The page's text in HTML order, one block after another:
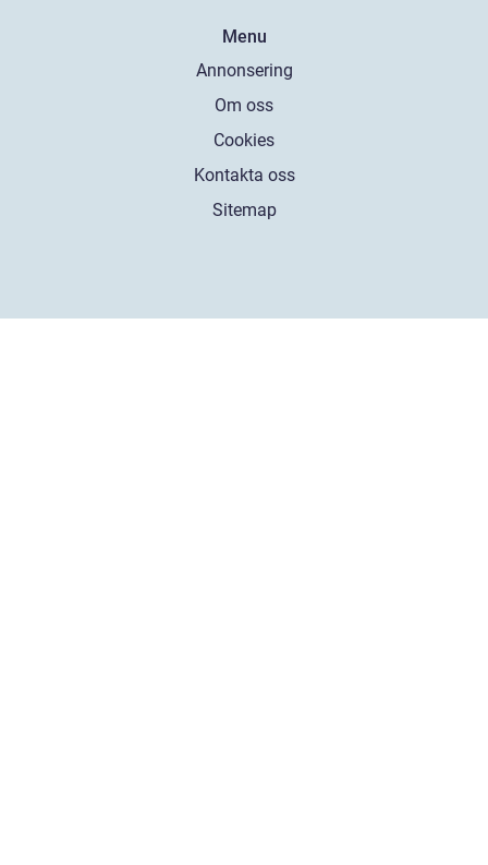
Menu
Annonsering
Om oss
Cookies
Kontakta oss
Sitemap